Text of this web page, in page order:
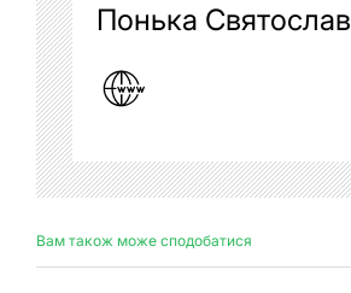
Понька Святослав
Вам також може сподобатися